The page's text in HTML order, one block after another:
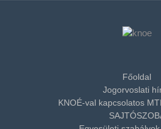
Főoldal
Jogorvoslati
KNOÉ-val kapcsolatos